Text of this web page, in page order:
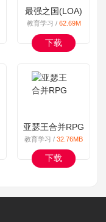
最强之国(LOA)
教育学习 / 62.69M
下载
亚瑟王合并RPG
教育学习 /32.76MB
下载